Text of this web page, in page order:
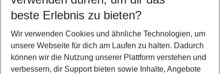
5-8 Nächte
2 Erwachsene Keine Kinder
Mehr Filter anzeigen
beste Erlebnis zu bieten?
Wir verwenden Cookies und ähnliche Technologien, um
unsere Webseite für dich am Laufen zu halten. Dadurch
können wir die Nutzung unserer Plattform verstehen und
verbessern, dir Support bieten sowie Inhalte, Angebote